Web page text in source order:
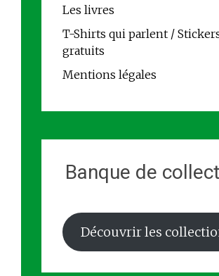
Les livres
T-Shirts qui parlent /
gratuits
Mentions légales
Banque de
Découvrir les